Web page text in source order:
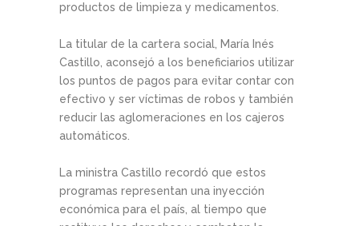
productos de limpieza y medicamentos.
La titular de la cartera social, María Inés
Castillo, aconsejó a los beneficiarios utilizar
los puntos de pagos para evitar contar con
efectivo y ser víctimas de robos y también
reducir las aglomeraciones en los cajeros
automáticos.
La ministra Castillo recordó que estos
programas representan una inyección
económica para el país, al tiempo que